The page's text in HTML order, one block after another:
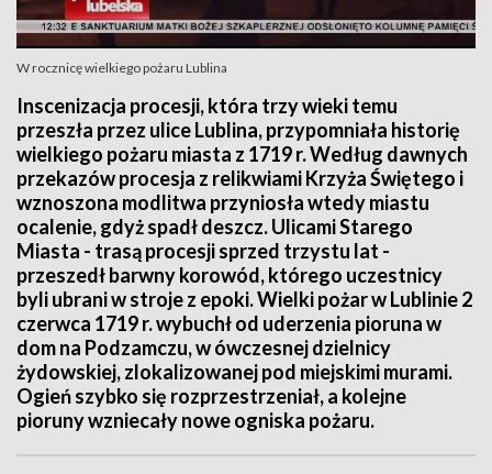
W rocznicę wielkiego pożaru Lublina
Inscenizacja procesji, która trzy wieki temu
przeszła przez ulice Lublina, przypomniała historię
wielkiego pożaru miasta z 1719 r. Według dawnych
przekazów procesja z relikwiami Krzyża Świętego i
wznoszona modlitwa przyniosła wtedy miastu
ocalenie, gdyż spadł deszcz. Ulicami Starego
Miasta - trasą procesji sprzed trzystu lat -
przeszedł barwny korowód, którego uczestnicy
byli ubrani w stroje z epoki. Wielki pożar w Lublinie 2
czerwca 1719 r. wybuchł od uderzenia pioruna w
dom na Podzamczu, w ówczesnej dzielnicy
żydowskiej, zlokalizowanej pod miejskimi murami.
Ogień szybko się rozprzestrzeniał, a kolejne
pioruny wzniecały nowe ogniska pożaru.